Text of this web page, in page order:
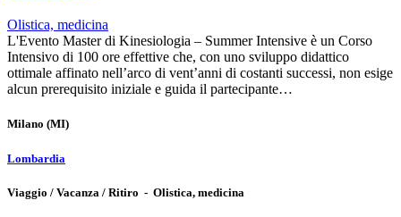
Olistica, medicina
L'Evento Master di Kinesiologia – Summer Intensive è un Corso
Intensivo di 100 ore effettive che, con uno sviluppo didattico
ottimale affinato nell’arco di vent’anni di costanti successi, non esige
alcun prerequisito iniziale e guida il partecipante…
Milano (MI)
Lombardia
Viaggio / Vacanza / Ritiro - Olistica, medicina